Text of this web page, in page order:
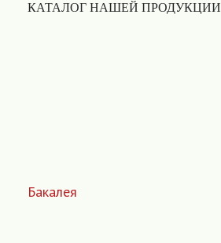
КАТАЛОГ НАШЕЙ ПРОДУКЦИИ
Бакалея